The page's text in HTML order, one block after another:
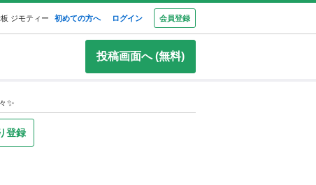
ジモティー 初めての方へ ログイン 会員登録
投稿画面へ (無料)
✨
登録